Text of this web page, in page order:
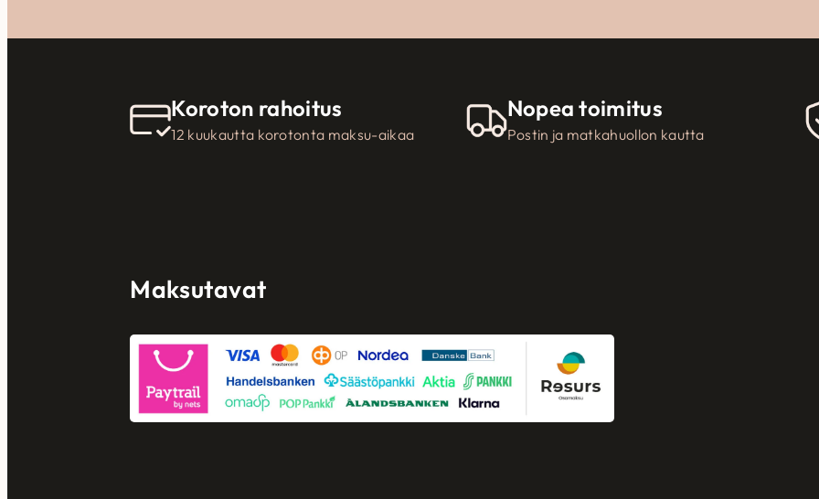
Koroton rahoitus
12 kuukautta korotonta maksu-aikaa
Nopea toimitus
Postin ja matkahuollon kautta
Maksutavat